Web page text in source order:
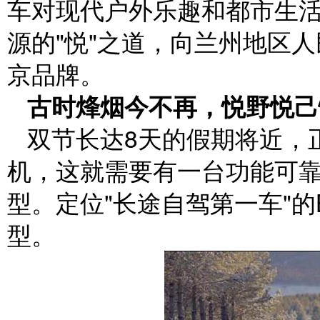
车对现代户外乐趣和都市生
源的"悦"之道，向兰州地区
京品牌。
古时烽烟今不再，悦野悦
双节长达8天的假期将近
机，这就需要有一台功能可
型。定位"长途自驾第一车"
型。